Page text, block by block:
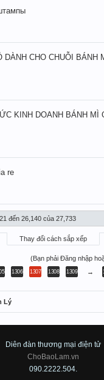
DÀNH CHO CHUỖI BÁNH
KINH DOANH BÁNH MÌ
re
đến 26,140 của 27,733
Thay đổi cách sắp xếp
(Bạn phải Đăng nhập
1306 1307 1308 1309 →
Lý
Diên đàn thương mại điện tử
ChoBaoLam.vn
090.2222.504.